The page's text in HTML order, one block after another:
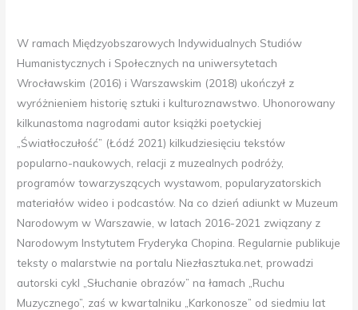
W ramach Międzyobszarowych Indywidualnych Studiów
Humanistycznych i Społecznych na uniwersytetach
Wrocławskim (2016) i Warszawskim (2018) ukończył z
wyróżnieniem historię sztuki i kulturoznawstwo. Uhonorowany
kilkunastoma nagrodami autor książki poetyckiej
„Światłoczułość” (Łódź 2021) kilkudziesięciu tekstów
popularno-naukowych, relacji z muzealnych podróży,
programów towarzyszących wystawom, popularyzatorskich
materiałów wideo i podcastów. Na co dzień adiunkt w Muzeum
Narodowym w Warszawie, w latach 2016-2021 związany z
Narodowym Instytutem Fryderyka Chopina. Regularnie publikuje
teksty o malarstwie na portalu Niezłasztuka.net, prowadzi
autorski cykl „Słuchanie obrazów” na łamach „Ruchu
Muzycznego”, zaś w kwartalniku „Karkonosze” od siedmiu lat